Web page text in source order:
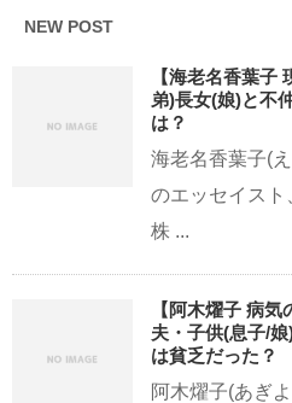
NEW POST
【海老名香葉子
弟)長女(娘)と不
は？
海老名香葉子(
のエッセイスト
株 ...
【阿木燿子 病
夫・子供(息子/
は貧乏だった？
阿木燿子(あぎ